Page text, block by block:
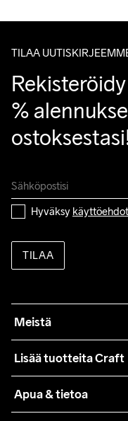
TILAA
%
Hyväksy käyttöehdot
TILAA
Meistä
Lisää tuotteita Craft
Yhteistyöt
Apua & tietoa